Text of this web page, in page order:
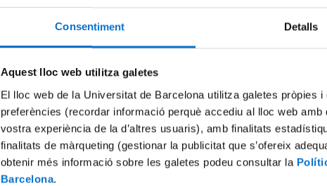
Consentiment Detalls
Aquest lloc web utilitza galetes
El lloc web de la Universitat de Barcelona utilitza galetes pròpies
preferències (recordar informació perquè accediu al lloc web
vostra experiència de la d’altres usuaris), amb finalitats
finalitats de màrqueting (gestionar la publicitat que s’ofereix
obtenir més informació sobre les galetes podeu consultar la
Barcelona.